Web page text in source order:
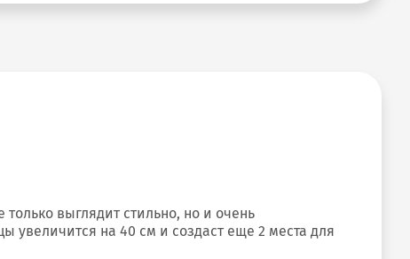
выглядит стильно, но и очень
увеличится на 40 см и создаст еще 2 места для